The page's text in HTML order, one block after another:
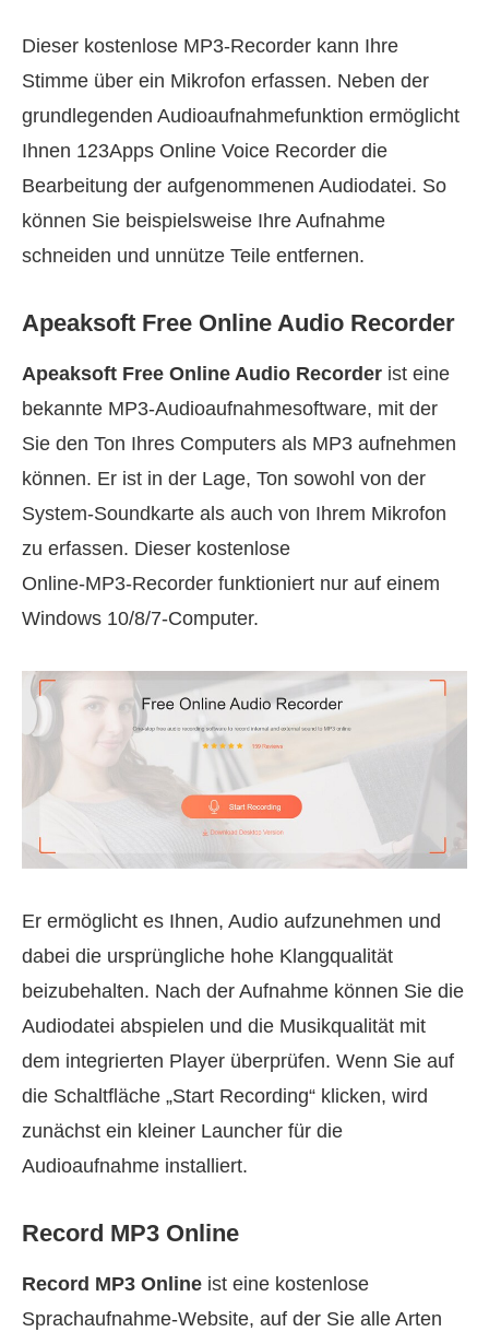
Dieser kostenlose MP3‑Recorder kann Ihre
Stimme über ein Mikrofon erfassen. Neben der
grundlegenden Audioaufnahmefunktion ermöglicht
Ihnen 123Apps Online Voice Recorder die
Bearbeitung der aufgenommenen Audiodatei. So
können Sie beispielsweise Ihre Aufnahme
schneiden und unnütze Teile entfernen.
Apeaksoft Free Online Audio Recorder
Apeaksoft Free Online Audio Recorder ist eine
bekannte MP3‑Audioaufnahmesoftware, mit der
Sie den Ton Ihres Computers als MP3 aufnehmen
können. Er ist in der Lage, Ton sowohl von der
System‑Soundkarte als auch von Ihrem Mikrofon
zu erfassen. Dieser kostenlose
Online‑MP3‑Recorder funktioniert nur auf einem
Windows 10/8/7‑Computer.
Er ermöglicht es Ihnen, Audio aufzunehmen und
dabei die ursprüngliche hohe Klangqualität
beizubehalten. Nach der Aufnahme können Sie die
Audiodatei abspielen und die Musikqualität mit
dem integrierten Player überprüfen. Wenn Sie auf
die Schaltfläche „Start Recording“ klicken, wird
zunächst ein kleiner Launcher für die
Audioaufnahme installiert.
Record MP3 Online
Record MP3 Online ist eine kostenlose
Sprachaufnahme‑Website, auf der Sie alle Arten